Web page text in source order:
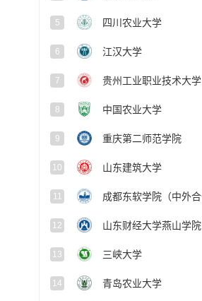
5 四川农业大学
6 江汉大学
7 贵州工业职业技术大学
8 中国农业大学
9 重庆第二师范学院
10 山东建筑大学
11
12 山东财经大学燕山学院
13 三峡大学
14 青岛农业大学